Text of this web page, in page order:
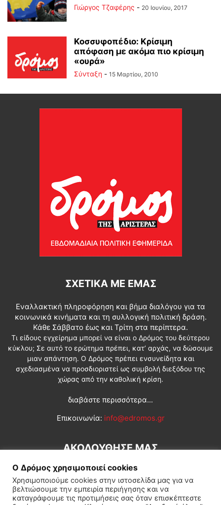
Γιώργος Τζαφέρης - 20 Ιουνίου, 2017
Κοσσυφοπέδιο: Κρίσιμη
απόφαση με ακόμα πιο κρίσιμη
«ουρά»
Σύνταξη - 15 Μαρτίου, 2010
ΣΧΕΤΙΚΆ ΜΕ ΕΜΆΣ
Εναλλακτική πληροφόρηση και βήμα διαλόγου για τα
κοινωνικά κινήματα και τη συλλογική πολιτική δράση.
Κάθε Σάββατο έως και Τρίτη στα περίπτερα.
Τι είδους εγχείρημα μπορεί να είναι ο Δρόμος του δεύτερου
κύκλου; Σε αυτό το ερώτημα πρέπει, κατ’ αρχάς, να δώσουμε
μιαν απάντηση. Ο Δρόμος πρέπει ενσυνείδητα και
σχεδιασμένα να προσδιοριστεί ως συμβολή διεξόδου της
χώρας από την καθολική κρίση.
διαβάστε περισσότερα...
Επικοινωνία: info@edromos.gr
ΑΚΟΛΟΥΘΗΣΕ ΜΑΣ
Ο Δρόμος χρησιμοποιεί cookies
Χρησιμοποιούμε cookies στην ιστοσελίδα μας για να
βελτιώσουμε την εμπειρία περιήγησης και να
καταγράφουμε τις προτιμήσεις σας όταν επισκέπτεστε